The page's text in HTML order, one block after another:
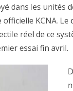
dans les unités
KCNA.
réel de ce
essai fin avril.